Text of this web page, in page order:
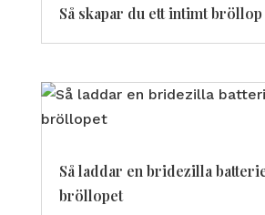
Så skapar du ett intimt bröllop
Så laddar en bridezilla
bröllopet